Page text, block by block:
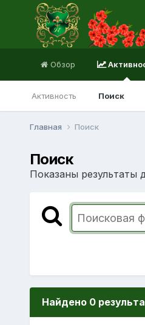
Обзор
Активность Поиск
Главная Поиск
Поиск
Показаны результаты
Найдено 0